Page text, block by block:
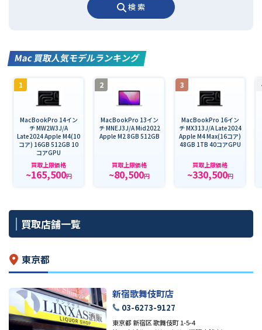
検 索
Mac 買取人気モデルランキング
1
MacBookPro 14イン
チ MW2W3J/A
Late2024 Apple M4(10
コア) 16GB 512GB 10
コアGPU
買取上限価格
~165,500円
2
MacBookPro 13イン
チ MNEJ3J/A Mid2022
Apple M2 8GB 512GB
買取上限価格
~80,500円
3
MacBookPro 16イン
チ MX313J/A Late2024
Apple M4 Max(16コア)
48GB 1TB 40コアGPU
買取上限価格
~330,500円
買取店舗一覧
東京都
新宿歌舞伎町店
03-6273-9127
東京都 新宿区 歌舞伎町 1-5-4